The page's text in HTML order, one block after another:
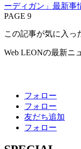
ーディガン」最新事
PAGE 9
この記事が気に入っ
Web LEONの最新ニ
フォロー
フォロー
友だち追加
フォロー